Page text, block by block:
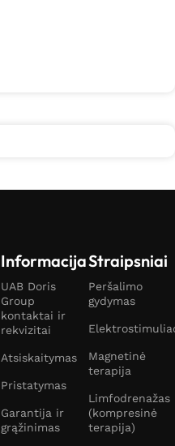
Informacija
UAB Doris
Group
kontaktai ir
rekvizitai
Atsiskaitymas
Pristatymas
Garantija ir
grąžinimas
Straipsniai
Peršalimo
gydymas
Magnetinė
terapija
Limfodrenažas
(kompresinė
terapija)